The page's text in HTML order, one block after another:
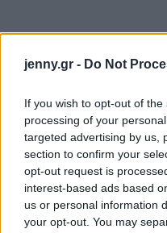
jenny.gr - Do Not
If you wish to opt-out of
processing of your
targeted advertising by us,
section to confirm your
opt-out request is
interest-based ads based
us or personal information
your opt-out. You may